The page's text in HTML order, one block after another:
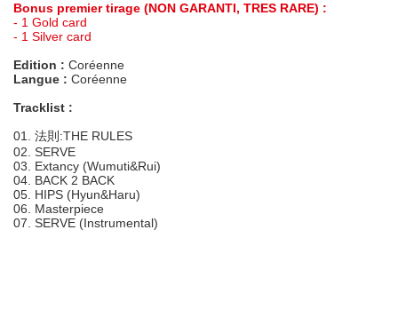
Bonus premier tirage (NON GARANTI, TRES RARE) :
- 1 Gold card
- 1 Silver card
Edition : Coréenne
Langue : Coréenne
Tracklist :
01. 法則:THE RULES
02. SERVE
03. Extancy (Wumuti&Rui)
04. BACK 2 BACK
05. HIPS (Hyun&Haru)
06. Masterpiece
07. SERVE (Instrumental)